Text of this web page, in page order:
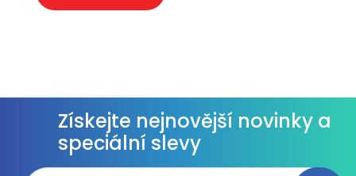
Získejte nejnovější novinky a
speciální slevy